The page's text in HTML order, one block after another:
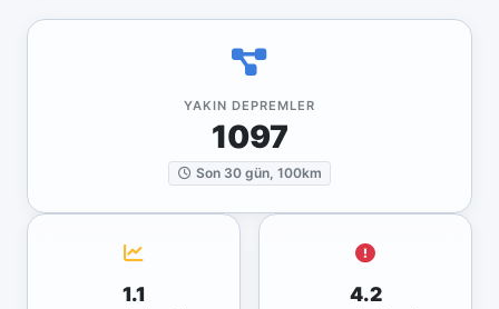
YAKIN DEPREMLER
1097
Son 30 gün, 100km
1.1 4.2